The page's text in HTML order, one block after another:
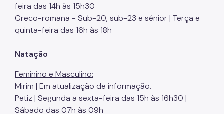
feira das 14h às 15h30
Greco-romana - Sub-20, sub-23 e sênior | Terça e
quinta-feira das 16h às 18h
Natação
Feminino e Masculino:
Mirim | Em atualização de informação.
Petiz | Segunda a sexta-feira das 15h às 16h30 |
Sábado das 07h às 09h